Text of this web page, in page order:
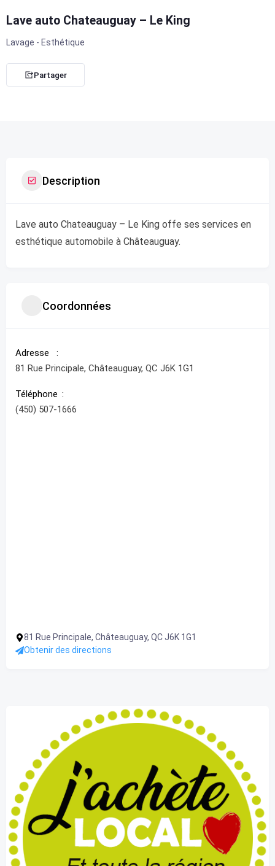
Lave auto Chateauguay – Le King
Lavage - Esthétique
Partager
Description
Lave auto Chateauguay – Le King offe ses services en
esthétique automobile à Châteauguay.
Coordonnées
Adresse
81 Rue Principale, Châteauguay, QC J6K 1G1
Téléphone
(450) 507-1666
81 Rue Principale, Châteauguay, QC J6K 1G1
Obtenir des directions